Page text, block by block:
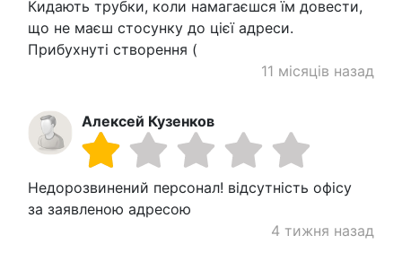
Кидають трубки, коли намагаєшся їм довести,
що не маєш стосунку до цієї адреси.
Прибухнуті створення (
11 місяців назад
Алексей Кузенков
Недорозвинений персонал! відсутність офісу
за заявленою адресою
4 тижня назад